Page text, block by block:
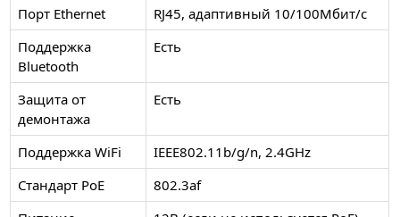
Порт Ethernet
RJ45, адаптивный 10/100Мбит/с
Поддержка
Bluetooth
Есть
Защита от
демонтажа
Есть
Поддержка WiFi
IEEE802.11b/g/n, 2.4GHz
Стандарт PoE
802.3af